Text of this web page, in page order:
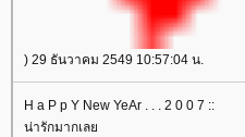
) 29 ธันวาคม 2549 10:57:04 น.
H a P p Y New YeAr . . . 2 0 0 7 ::
น่ารักมากเล